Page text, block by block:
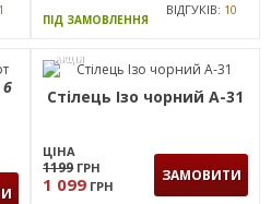
Стілець Ізо чорний
Шкірозамінник сiрий
ЦІНА
1254 ГРН
1 199 ГРН
ЗАМОВИТИ